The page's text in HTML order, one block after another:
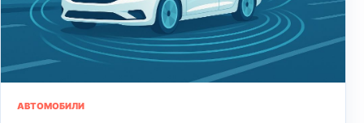
АВТОМОБИЛИ